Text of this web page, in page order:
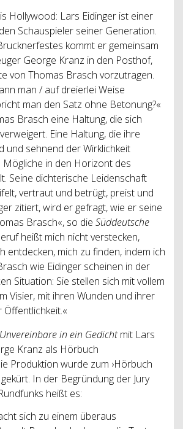
Hollywood: Lars Eidinger ist einer
Schauspieler seiner Generation.
kommt er gemeinsam
George Kranz in den Posthof,
von Thomas Brasch vorzutragen.
man / auf dreierlei Weise
man den Satz ohne Betonung?«
Brasch eine Haltung, die sich
Eine Haltung, die ihre
und sehnend der Wirklichkeit
in den Horizont des
Seine dichterische Leidenschaft
vertraut und betrügt, preist und
zitiert, wird er gefragt, wie er seine
Brasch«, so die Süddeutsche
heißt mich nicht verstecken,
entdecken, mich zu finden, indem ich
wie Eidinger scheinen in der
Situation: Sie stellen sich mit vollem
Visier, mit ihren Wunden und ihrer
in ein Gedichtmit Lars
Kranz als Hörbuch
Produktion wurde zum ›Hörbuch
In der Begründung der Jury
heißt es:
sich zu einem überaus